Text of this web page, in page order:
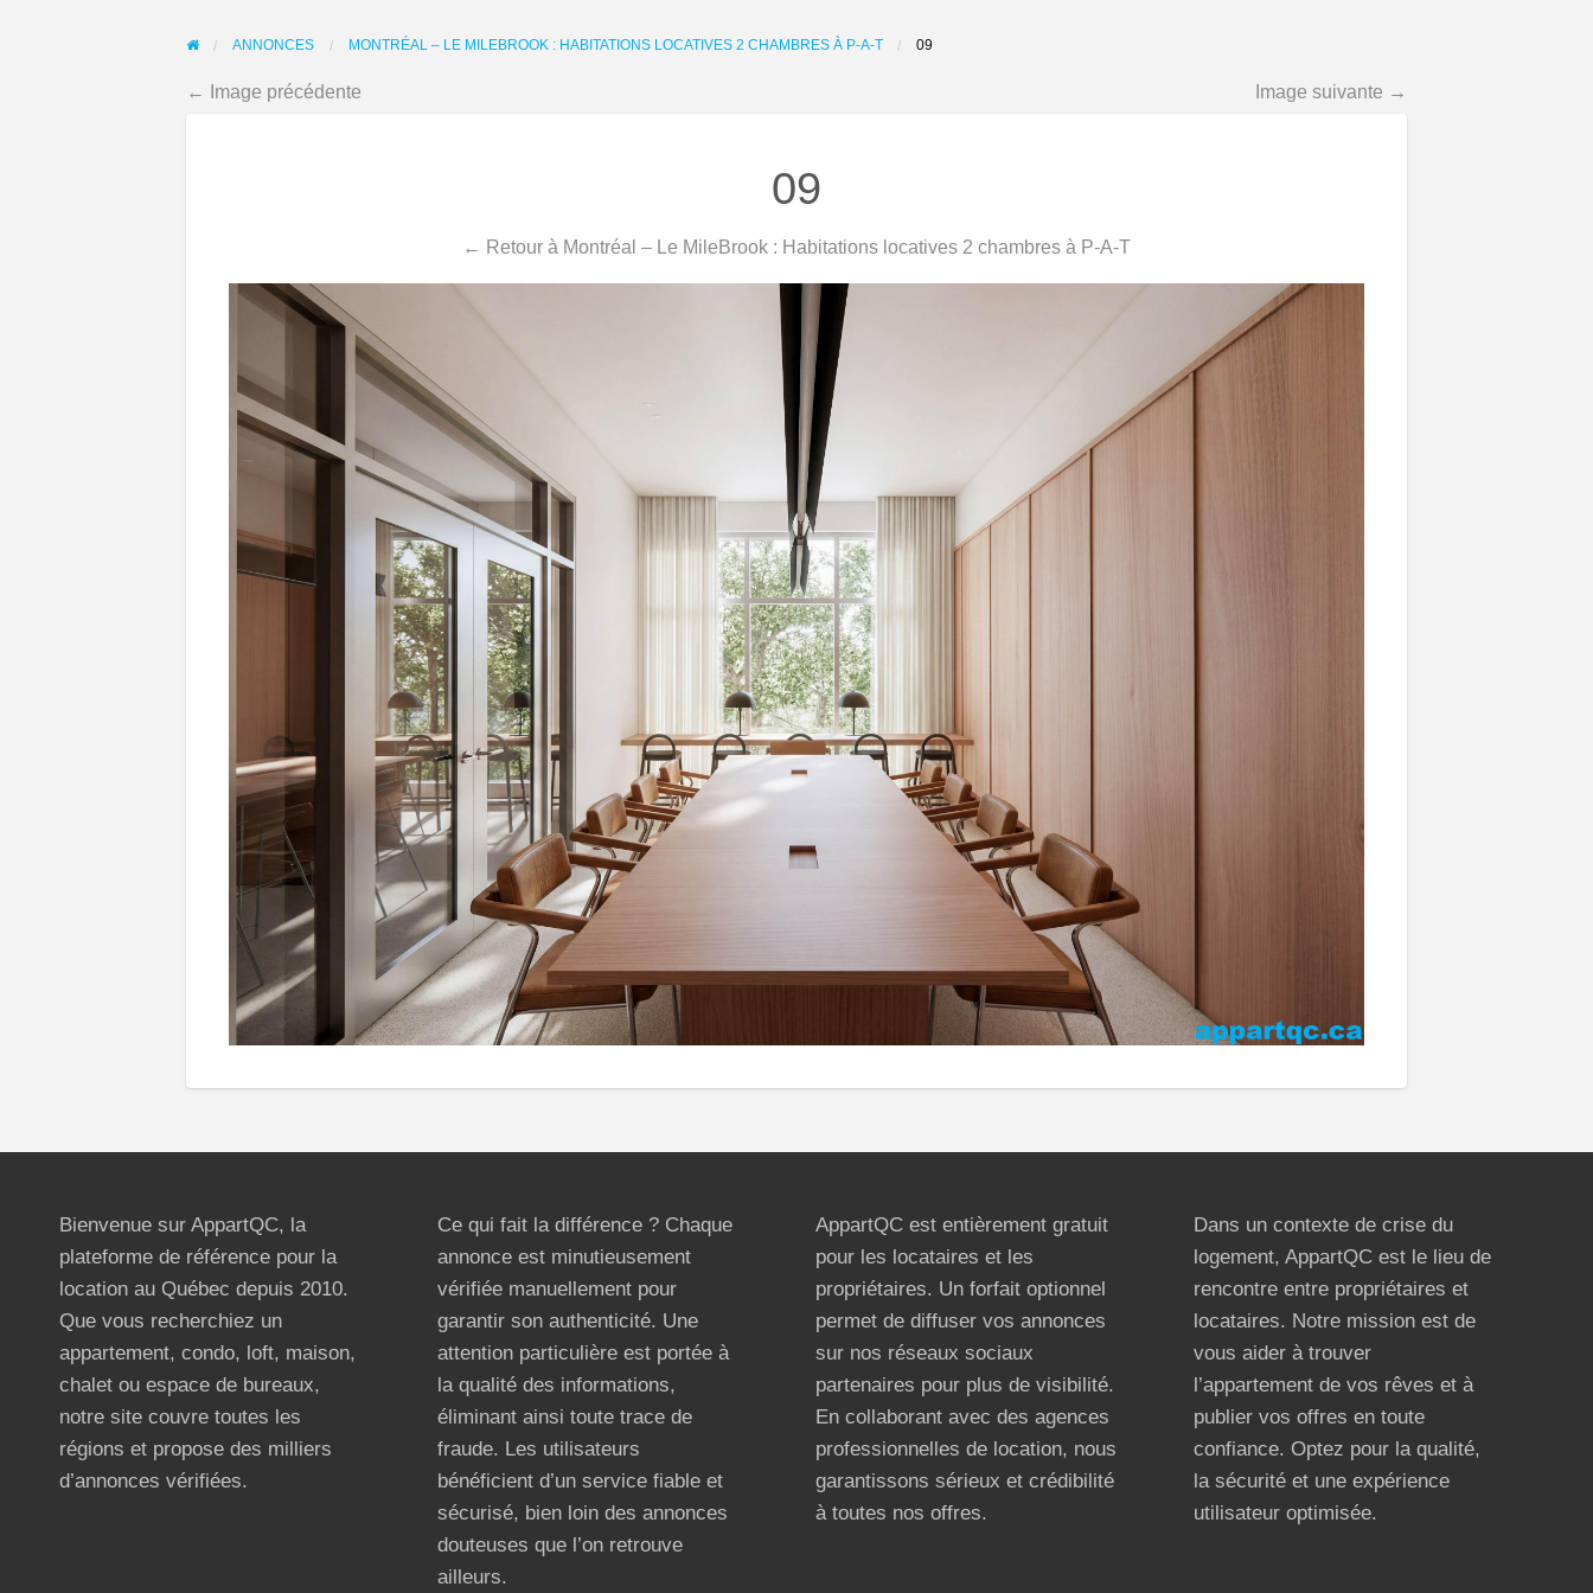
ANNONCES MONTRÉAL – LE MILEBROOK : HABITATIONS LOCATIVES 2 CHAMBRES À P-A-T 09
← Image précédente Image suivante →
09
← Retour à Montréal – Le MileBrook : Habitations locatives 2 chambres à P-A-T
Bienvenue sur AppartQC, la
plateforme de référence pour la
location au Québec depuis 2010.
Que vous recherchiez un
appartement, condo, loft, maison,
chalet ou espace de bureaux,
notre site couvre toutes les
régions et propose des milliers
d’annonces vérifiées.
Ce qui fait la différence ? Chaque
annonce est minutieusement
vérifiée manuellement pour
garantir son authenticité. Une
attention particulière est portée à
la qualité des informations,
éliminant ainsi toute trace de
fraude. Les utilisateurs
bénéficient d’un service fiable et
sécurisé, bien loin des annonces
douteuses que l’on retrouve
ailleurs.
AppartQC est entièrement gratuit
pour les locataires et les
propriétaires. Un forfait optionnel
permet de diffuser vos annonces
sur nos réseaux sociaux
partenaires pour plus de visibilité.
En collaborant avec des agences
professionnelles de location, nous
garantissons sérieux et crédibilité
à toutes nos offres.
Dans un contexte de crise du
logement, AppartQC est le lieu de
rencontre entre propriétaires et
locataires. Notre mission est de
vous aider à trouver
l’appartement de vos rêves et à
publier vos offres en toute
confiance. Optez pour la qualité,
la sécurité et une expérience
utilisateur optimisée.